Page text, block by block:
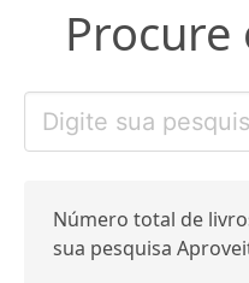
Procure
Número total de
sua pesquisa